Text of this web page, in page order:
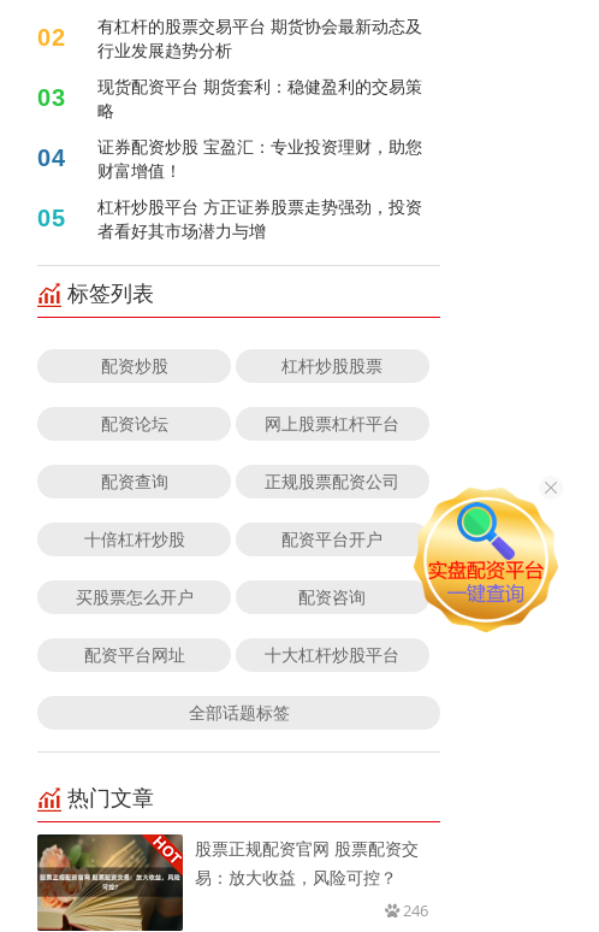
02
有杠杆的股票交易平台 期货协会最新动态及
行业发展趋势分析
03
现货配资平台 期货套利：稳健盈利的交易策
略
04
证券配资炒股 宝盈汇：专业投资理财，助您
财富增值！
05
杠杆炒股平台 方正证券股票走势强劲，投资
者看好其市场潜力与增
标签列表
配资炒股 杠杆炒股股票
配资论坛 网上股票杠杆平台
配资查询 正规股票配资公司
十倍杠杆炒股 配资平台开户
买股票怎么开户 配资咨询
配资平台网址 十大杠杆炒股平台
全部话题标签
热门文章
股票正规配资官网 股票配资交
易：放大收益，风险可控？
246